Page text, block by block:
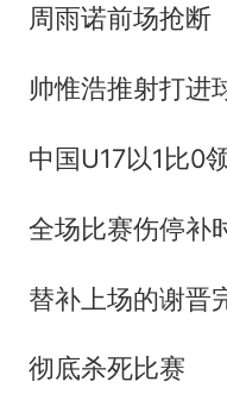
周雨诺前场抢断
帅惟浩推射打进
中国U17以1比0
全场比赛伤停补
替补上场的谢晋
彻底杀死比赛